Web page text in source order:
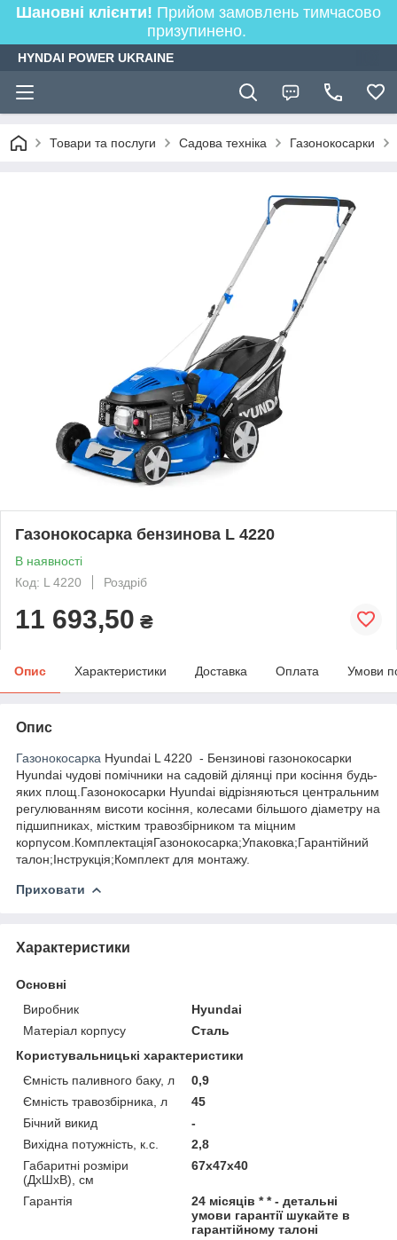
Шановні клієнти! Прийом замовлень тимчасово
призупинено.
HYNDAI POWER UKRAINE
Товари та послуги Садова техніка Газонокосарки
Газонокосарка бензинова L 4220
В наявності
Код: L 4220
Роздріб
11 693,50 ₴
Опис Характеристики Доставка Оплата Умови
Опис
Газонокосарка Hyundai L 4220 - Бензинові газонокосарки
Hyundai чудові помічники на садовій ділянці при косіння будь-
яких площ.Газонокосарки Hyundai відрізняються центральним
регулюванням висоти косіння, колесами більшого діаметру на
підшипниках, містким травозбірником та міцним
корпусом.КомплектацiяГазонокосарка;Упаковка;Гарантійний
талон;Інструкція;Комплект для монтажу.
Приховати
Характеристики
Основні
Виробник
Hyundai
Матеріал корпусу
Сталь
Користувальницькі характеристики
Ємність паливного баку, л
0,9
Ємність травозбірника, л
45
Бічний викид
-
Вихідна потужність, к.с.
2,8
Габаритні розміри
(ДхШхВ), см
67х47х40
Гарантія
24 місяців * * - детальні
умови гарантії шукайте в
гарантійному талоні